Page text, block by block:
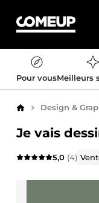
Pour vousMeilleurs
AccueilDesign &
Je vais
5,0 (4)